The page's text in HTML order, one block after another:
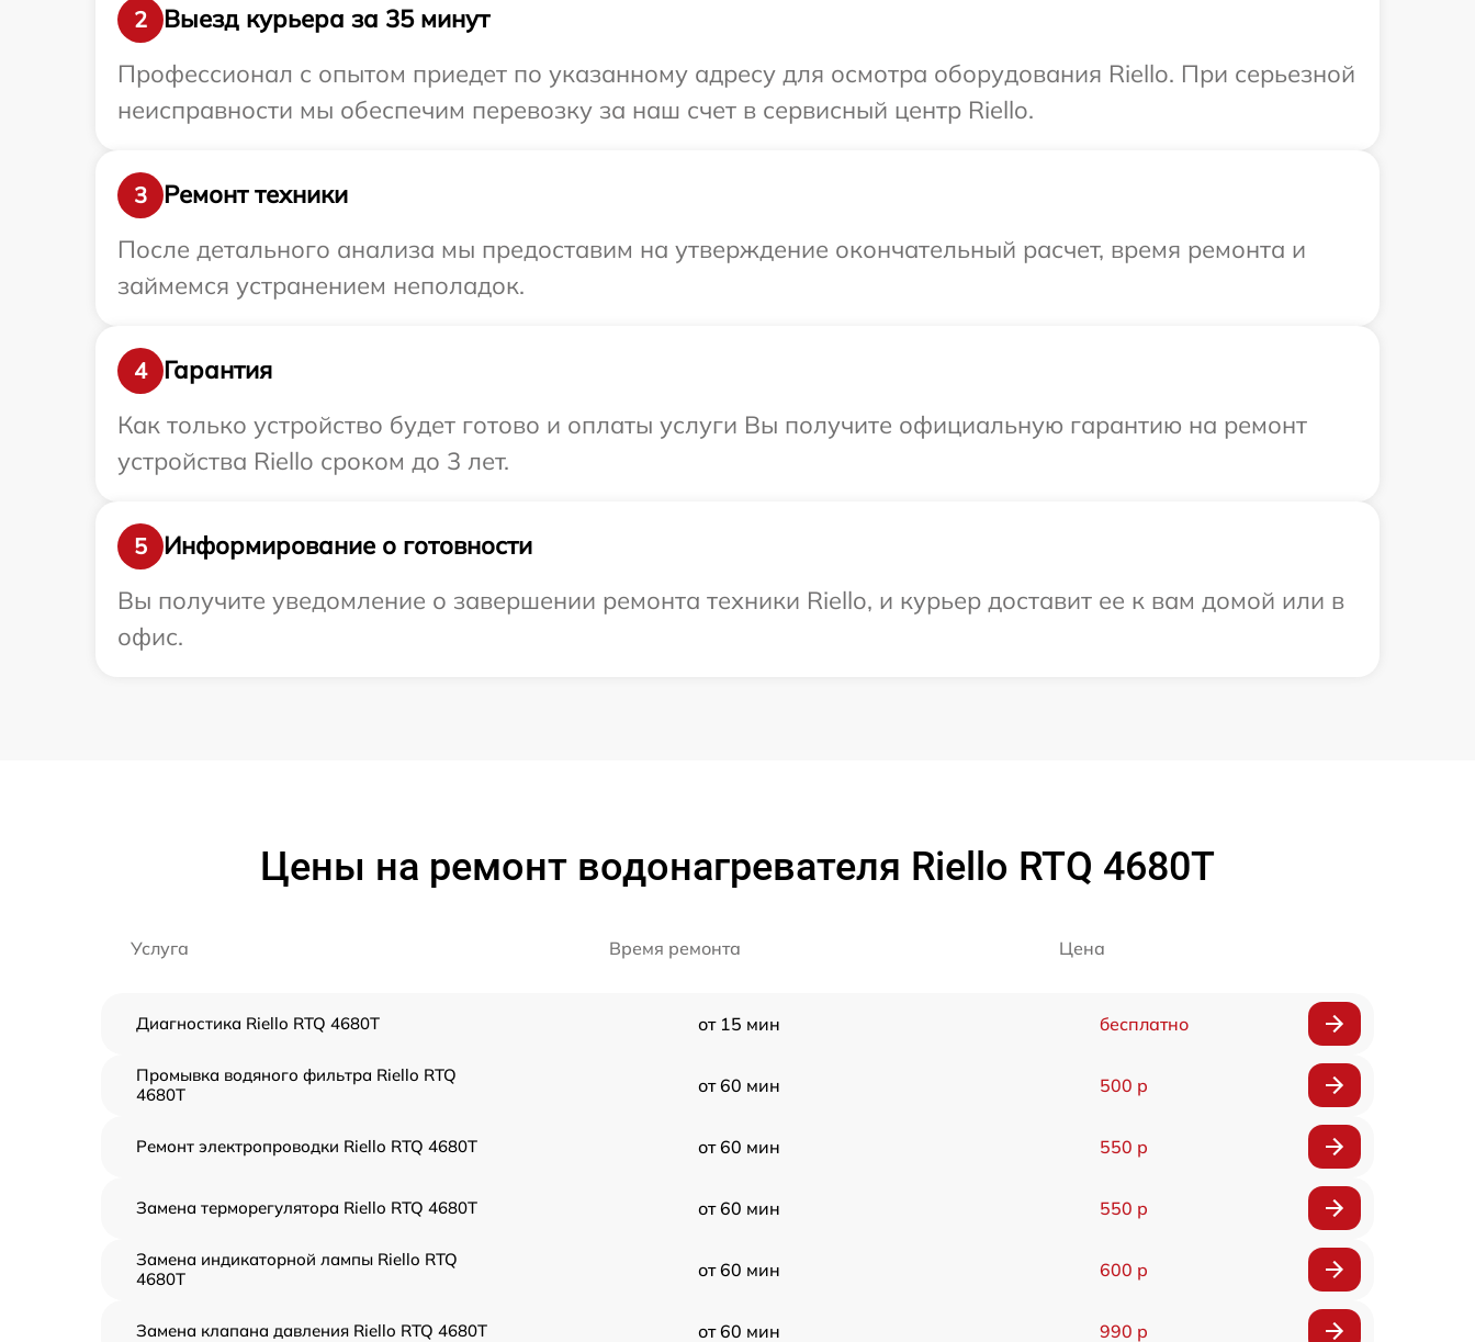
2
Выезд курьера за 35 минут
Профессионал с опытом приедет по указанному адресу для осмотра оборудования Riello. При серьезной
неисправности мы обеспечим перевозку за наш счет в сервисный центр Riello.
3
Ремонт техники
После детального анализа мы предоставим на утверждение окончательный расчет, время ремонта и
займемся устранением неполадок.
4
Гарантия
Как только устройство будет готово и оплаты услуги Вы получите официальную гарантию на ремонт
устройства Riello сроком до 3 лет.
5
Информирование о готовности
Вы получите уведомление о завершении ремонта техники Riello, и курьер доставит ее к вам домой или в
офис.
Цены на ремонт водонагревателя Riello RTQ 4680T
Услуга Время ремонта Цена
Диагностика Riello RTQ 4680T от 15 мин бесплатно
Промывка водяного фильтра Riello RTQ
4680T
от 60 мин 500 р
Ремонт электропроводки Riello RTQ 4680T от 60 мин 550 р
Замена терморегулятора Riello RTQ 4680T от 60 мин 550 р
Замена индикаторной лампы Riello RTQ
4680T
от 60 мин 600 р
Замена клапана давления Riello RTQ 4680T от 60 мин 990 р